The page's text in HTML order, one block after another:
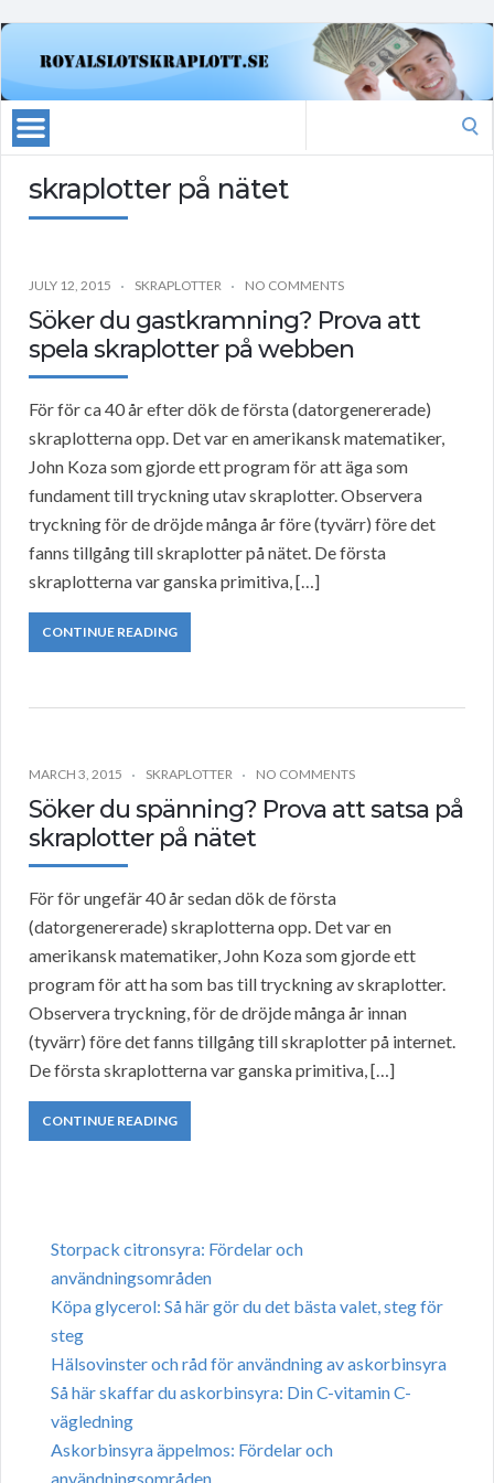
skraplotter på nätet
JULY 12, 2015 SKRAPLOTTER NO COMMENTS
Söker du gastkramning? Prova att
spela skraplotter på webben
För för ca 40 år efter dök de första (datorgenererade)
skraplotterna opp. Det var en amerikansk matematiker,
John Koza som gjorde ett program för att äga som
fundament till tryckning utav skraplotter. Observera
tryckning för de dröjde många år före (tyvärr) före det
fanns tillgång till skraplotter på nätet. De första
skraplotterna var ganska primitiva, […]
CONTINUE READING
MARCH 3, 2015 SKRAPLOTTER NO COMMENTS
Söker du spänning? Prova att satsa på
skraplotter på nätet
För för ungefär 40 år sedan dök de första
(datorgenererade) skraplotterna opp. Det var en
amerikansk matematiker, John Koza som gjorde ett
program för att ha som bas till tryckning av skraplotter.
Observera tryckning, för de dröjde många år innan
(tyvärr) före det fanns tillgång till skraplotter på internet.
De första skraplotterna var ganska primitiva, […]
CONTINUE READING
Storpack citronsyra: Fördelar och
användningsområden
Köpa glycerol: Så här gör du det bästa valet, steg för
steg
Hälsovinster och råd för användning av askorbinsyra
Så här skaffar du askorbinsyra: Din C-vitamin C-
vägledning
Askorbinsyra äppelmos: Fördelar och
användningsområden